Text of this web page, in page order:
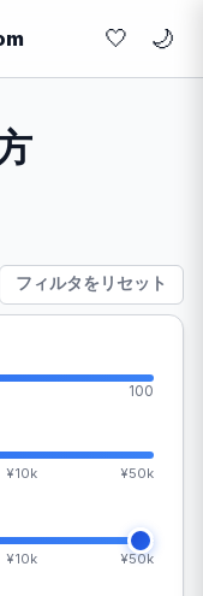
🤍
フィルタをリセット
100
¥10k ¥50k
¥10k ¥50k